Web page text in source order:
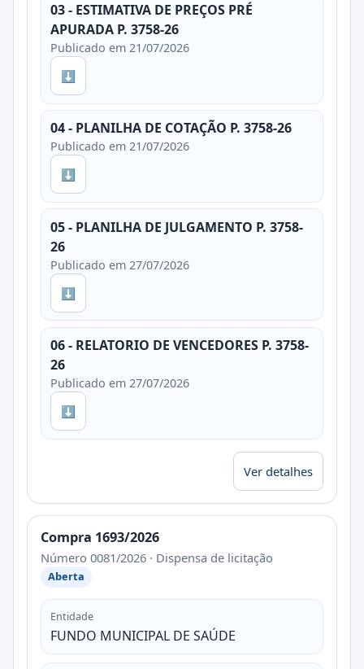
03 - ESTIMATIVA DE PREÇOS PRÉ
APURADA P. 3758-26
Publicado em 21/07/2026
⬇
04 - PLANILHA DE COTAÇÃO P. 3758-26
Publicado em 21/07/2026
⬇
05 - PLANILHA DE JULGAMENTO P. 3758-
26
Publicado em 27/07/2026
⬇
06 - RELATORIO DE VENCEDORES P. 3758-
26
Publicado em 27/07/2026
⬇
Ver detalhes
Compra 1693/2026
Número 0081/2026 · Dispensa de licitação
Aberta
Entidade
FUNDO MUNICIPAL DE SAÚDE